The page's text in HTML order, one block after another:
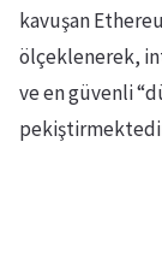
kavuşan
ölçeklenerek,
ve en güvenli